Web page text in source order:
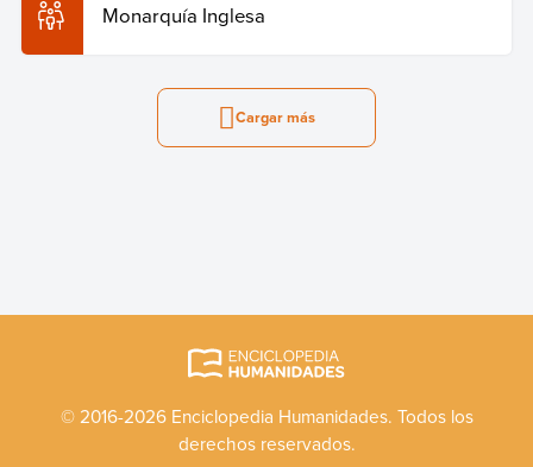
Monarquía Inglesa
Cargar más
© 2016-2026 Enciclopedia Humanidades. Todos los
derechos reservados.